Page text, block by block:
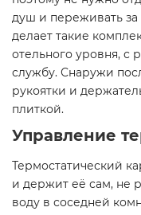
душ и переживать за
делает такие
отельного уровня, с
службу. Снаружи
рукоятки и
плиткой.
Управление
Термостатический
и держит её сам, не
воду в соседней